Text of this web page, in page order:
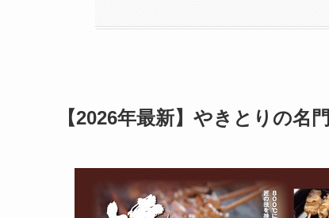
【2026年最新】やきとりの名